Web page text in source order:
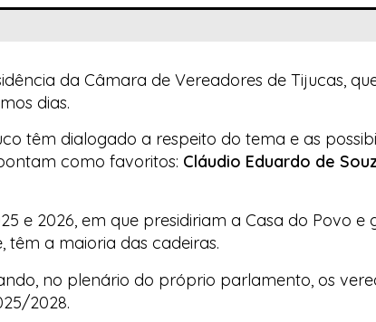
da Câmara de Vereadores de Tijucas,
dias.
têm dialogado a respeito do tema e as
como favoritos: Cláudio Eduardo de
e 2026, em que presidiriam a Casa do Povo e
têm a maioria das cadeiras.
no plenário do próprio parlamento, os
2028.